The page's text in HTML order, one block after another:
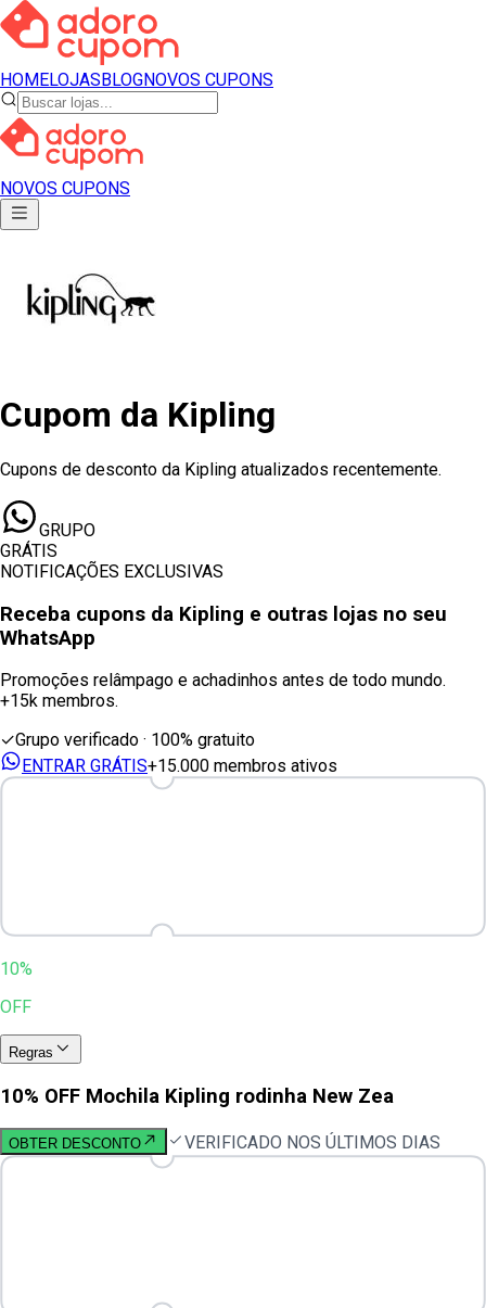
HOMELOJASBLOGNOVOS CUPONS
NOVOS CUPONS
Cupom da Kipling
Cupons de desconto da Kipling atualizados recentemente.
GRUPO
GRÁTIS
NOTIFICAÇÕES EXCLUSIVAS
Receba cupons da Kipling e outras lojas no seu
WhatsApp
Promoções relâmpago e achadinhos antes de todo mundo.
+15k membros.
✓Grupo verificado · 100% gratuito
ENTRAR GRÁTIS+15.000 membros ativos
10%
OFF
Regras
10% OFF Mochila Kipling rodinha New Zea
OBTER DESCONTO VERIFICADO NOS ÚLTIMOS DIAS